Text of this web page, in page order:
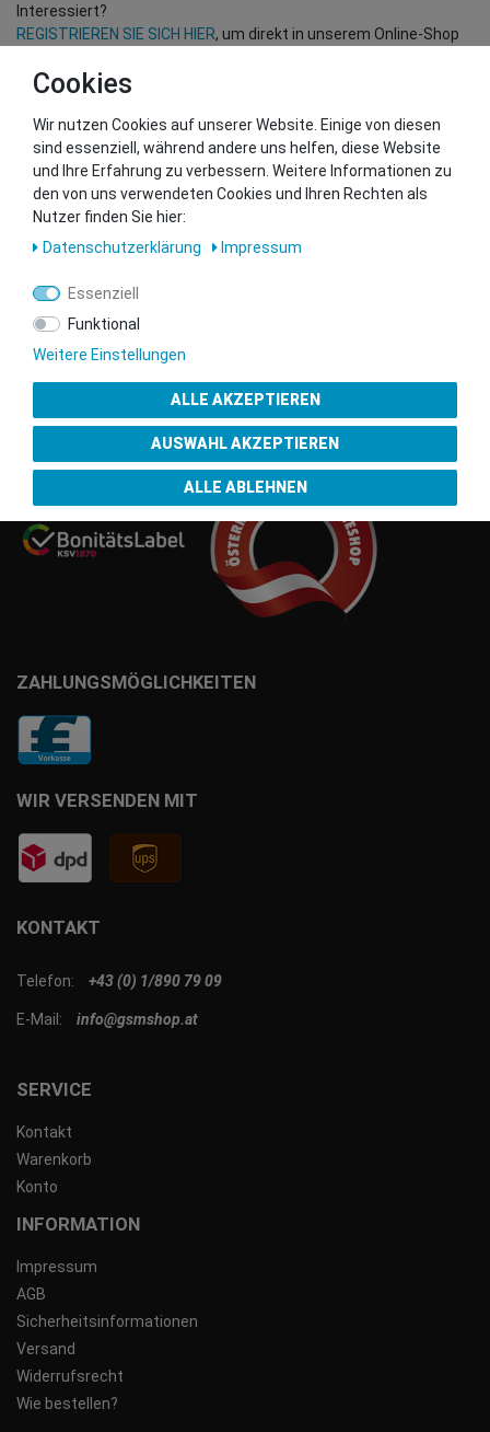
Interessiert?
REGISTRIEREN SIE SICH HIER, um direkt in unserem Online-Shop
(Nur für Wiederverkäufer und B2B Kunden – gültige EU UID
Sie wollen uns beliefern?
Kontaktieren Sie unser GSMshop Purchase Team
Whatsapp: +436766684438
info@gsmshop.at
13.02.2024 14:55
SERVICE
Kontakt
Warenkorb
Konto
INFORMATION
Impressum
AGB
Sicherheitsinformationen
Versand
Widerrufsrecht
Wie bestellen?
KONTAKT
Telefon: +43 (0) 1/890 79 09
E-Mail: info@gsmshop.at
ZAHLUNGSMÖGLICHKEITEN
WIR VERSENDEN MIT
Gütesiegel
Cookies
Wir nutzen Cookies auf unserer Website. Einige von diesen
sind essenziell, während andere uns helfen, diese Website
und Ihre Erfahrung zu verbessern. Weitere Informationen zu
den von uns verwendeten Cookies und Ihren Rechten als
Nutzer finden Sie hier:
Daten­schutz­erklärung
Impressum
Essenziell
Funktional
Weitere Einstellungen
ALLE AKZEPTIEREN
AUSWAHL AKZEPTIEREN
ALLE ABLEHNEN